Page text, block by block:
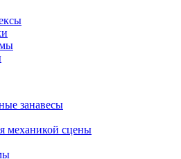
занавесы
механикой сцены